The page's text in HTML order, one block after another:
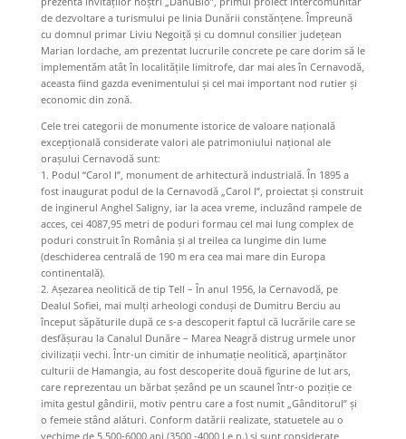
de dezvoltare a turismului pe linia Dunării constănţene. Împreună
cu domnul primar Liviu Negoiţă şi cu domnul consilier judeţean
Marian Iordache, am prezentat lucrurile concrete pe care dorim să le
implementăm atât în localităţile limitrofe, dar mai ales în Cernavodă,
aceasta fiind gazda evenimentului şi cel mai important nod rutier şi
economic din zonă.
Cele trei categorii de monumente istorice de valoare națională
excepțională considerate valori ale patrimoniului național ale
orașului Cernavodă sunt:
1. Podul “Carol I”, monument de arhitectură industrială. În 1895 a
fost inaugurat podul de la Cernavodă „Carol I”, proiectat și construit
de inginerul Anghel Saligny, iar la acea vreme, incluzând rampele de
acces, cei 4087,95 metri de poduri formau cel mai lung complex de
poduri construit în România și al treilea ca lungime din lume
(deschiderea centrală de 190 m era cea mai mare din Europa
continentală).
2. Așezarea neolitică de tip Tell – În anul 1956, la Cernavodă, pe
Dealul Sofiei, mai mulți arheologi conduși de Dumitru Berciu au
început săpăturile după ce s-a descoperit faptul că lucrările care se
desfășurau la Canalul Dunăre – Marea Neagră distrug urmele unor
civilizații vechi. Într-un cimitir de inhumație neolitică, aparținător
culturii de Hamangia, au fost descoperite două figurine de lut ars,
care reprezentau un bărbat șezând pe un scaunel într-o poziție ce
imita gestul gândirii, motiv pentru care a fost numit „Gânditorul” și
o femeie stând alături. Conform datării realizate, statuetele au o
vechime de 5.500-6000 ani (3500 -4000 I.e.n.) și sunt considerate